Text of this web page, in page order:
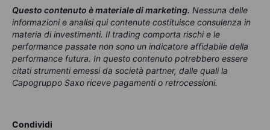
Questo contenuto è materiale di marketing. Nessuna delle
informazioni e analisi qui contenute costituisce consulenza in
materia di investimenti. Il trading comporta rischi e le
performance passate non sono un indicatore affidabile della
performance futura. In questo contenuto potrebbero essere
citati strumenti emessi da società partner, dalle quali la
Capogruppo Saxo riceve pagamenti o retrocessioni.
Condividi